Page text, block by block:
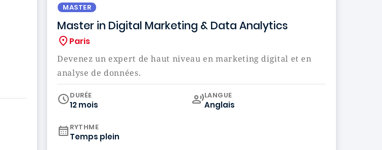
MASTER
Master in Digital Marketing & Data Analytics
Paris
Devenez un expert de haut niveau en marketing digital et en
analyse de données.
DURÉE
12 mois
Curriculum
LANGUE
Anglais
RYTHME
Temps plein